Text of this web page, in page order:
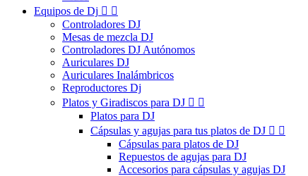
Equipos de Dj  
Controladores DJ
Mesas de mezcla DJ
Controladores DJ Autónomos
Auriculares DJ
Auriculares Inalámbricos
Reproductores Dj
Platos y Giradiscos para DJ  
Platos para DJ
Cápsulas y agujas para tus platos de DJ  
Cápsulas para platos de DJ
Repuestos de agujas para DJ
Accesorios para cápsulas y agujas DJ